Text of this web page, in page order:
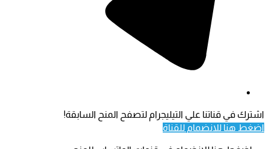
اشترك في قناتنا علي التيليجرام لتصفح المنح السابقة!
اضغط هنا للانضمام للقناة